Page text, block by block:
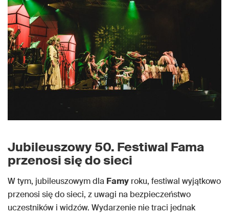
Jubileuszowy 50. Festiwal Fama
przenosi się do sieci
W tym, jubileuszowym dla Famy roku, festiwal wyjątkowo
przenosi się do sieci, z uwagi na bezpieczeństwo
uczestników i widzów. Wydarzenie nie traci jednak